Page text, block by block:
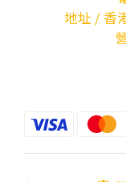
地址 / 香